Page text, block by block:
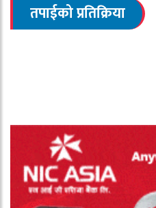
तपाईको प्रतिक्रिया